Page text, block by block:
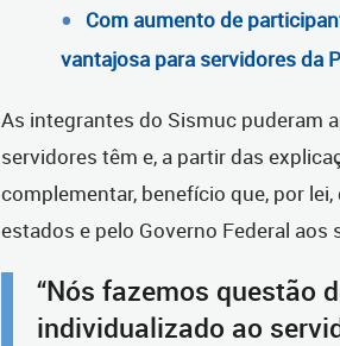
Com aumento de
vantajosa para servidores da
As integrantes do Sismuc puderam
servidores têm e, a partir das
complementar, benefício que, por
estados e pelo Governo Federal
“Nós fazemos questão
individualizado ao